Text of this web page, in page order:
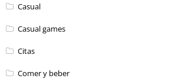
Casual
Casual games
Citas
Comer y beber